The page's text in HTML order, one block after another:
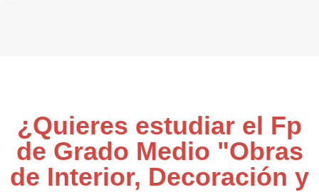
¿Quieres estudiar el Fp
de Grado Medio "Obras
de Interior, Decoración y